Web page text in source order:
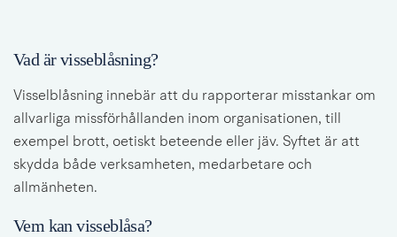
Vad är visseblåsning?
Visselblåsning innebär att du rapporterar misstankar om
allvarliga missförhållanden inom organisationen, till
exempel brott, oetiskt beteende eller jäv. Syftet är att
skydda både verksamheten, medarbetare och
allmänheten.
Vem kan visseblåsa?